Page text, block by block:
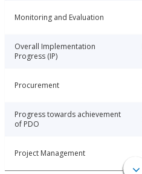
Monitoring and Evaluation
Overall Implementation
Progress (IP)
Procurement
Progress towards achievement
of PDO
Project Management